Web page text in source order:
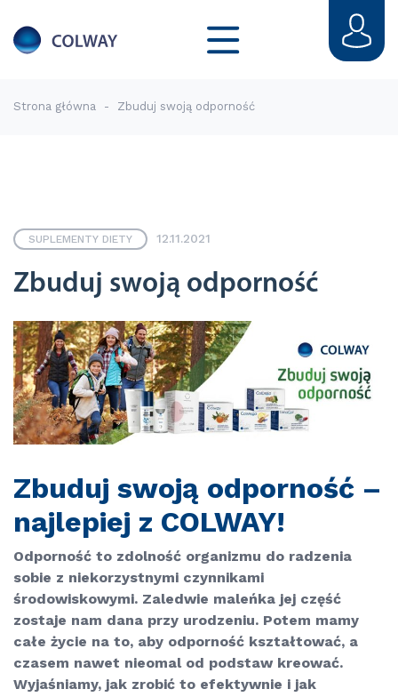
Strona główna - Zbuduj swoją odporność
SUPLEMENTY DIETY 12.11.2021
Zbuduj swoją odporność
Zbuduj swoją odporność –
najlepiej z COLWAY!
Odporność to zdolność organizmu do radzenia
sobie z niekorzystnymi czynnikami
środowiskowymi. Zaledwie maleńka jej część
zostaje nam dana przy urodzeniu. Potem mamy
całe życie na to, aby odporność kształtować, a
czasem nawet nieomal od podstaw kreować.
Wyjaśniamy, jak zrobić to efektywnie i jak